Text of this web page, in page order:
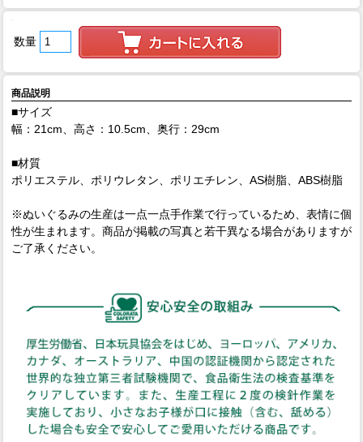
数量
商品説明
■サイズ
幅：21cm、高さ：10.5cm、奥行：29cm
■材質
ポリエステル、ポリウレタン、ポリエチレン、AS樹脂、ABS樹脂
※ぬいぐるみの生産は一点一点手作業で行っているため、表情に個
性が生まれます。商品が掲載の写真と若干異なる場合がありますが
ご了承ください。